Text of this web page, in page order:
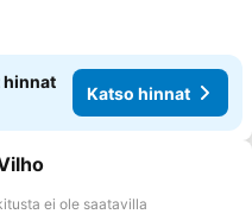
hinnat
Katso hinnat
suosikkeihin
ei ole saatavilla